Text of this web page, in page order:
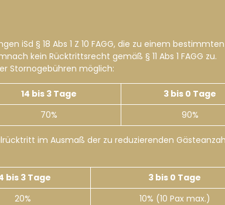
iSd § 18 Abs 1 Z 10 FAGG, die zu einem
kein Rücktrittsrecht gemäß § 11 Abs 1 FAGG zu.
Stornogebühren möglich:
14 bis 3 Tage
3 bis 0 Tage
70% 90%
im Ausmaß der zu reduzierenden
bis 3 Tage
3 bis 0 Tage
20% 10% (10 Pax max.)